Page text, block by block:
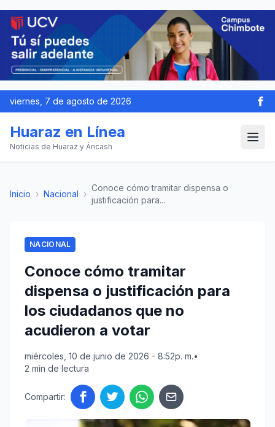
viernes, 7 de agosto de 2026
Huaraz en Línea
Noticias de Huaraz y Áncash
Inicio › Nacional ›
Conoce cómo tramitar dispensa o
justificación para...
NACIONAL
Conoce cómo tramitar
dispensa o justificación para
los ciudadanos que no
acudieron a votar
miércoles, 10 de junio de 2026 - 8:52p. m.•
2 min de lectura
Compartir: